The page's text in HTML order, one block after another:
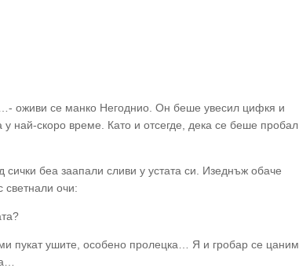
оживи се манко Негоднио. Он беше увесил цифкя и
най-скоро време. Като и отсегде, дека се беше пробал
беа заапали сливи у устата си. Изеднъж обаче
светнали очи:
пукат ушите, особено пролецка… Я и гробар се цаним